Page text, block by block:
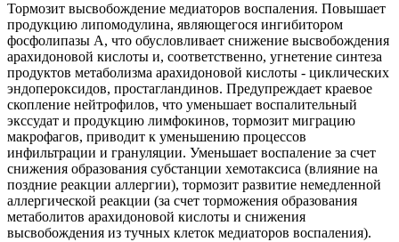
Тормозит высвобождение медиаторов воспаления. Повышает
продукцию липомодулина, являющегося ингибитором
фосфолипазы А, что обусловливает снижение высвобождения
арахидоновой кислоты и, соответственно, угнетение синтеза
продуктов метаболизма арахидоновой кислоты - циклических
эндопероксидов, простагландинов. Предупреждает краевое
скопление нейтрофилов, что уменьшает воспалительный
экссудат и продукцию лимфокинов, тормозит миграцию
макрофагов, приводит к уменьшению процессов
инфильтрации и грануляции. Уменьшает воспаление за счет
снижения образования субстанции хемотаксиса (влияние на
поздние реакции аллергии), тормозит развитие немедленной
аллергической реакции (за счет торможения образования
метаболитов арахидоновой кислоты и снижения
высвобождения из тучных клеток медиаторов воспаления).